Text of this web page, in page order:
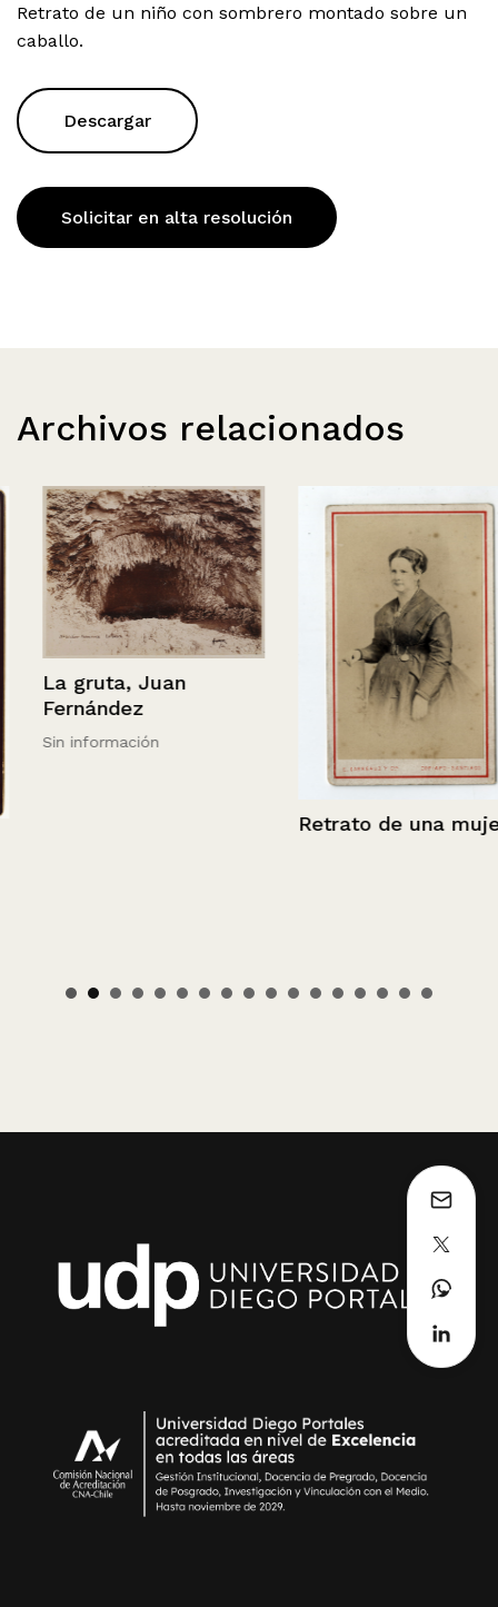
Retrato de un niño con sombrero montado sobre un
caballo.
Descargar
Solicitar en alta resolución
Archivos relacionados
La gruta, Juan
Fernández
Sin información
Retrato de una mujer